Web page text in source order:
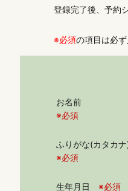
登録完了後、予約システ
※必須の項目は必ず
お名前
※必須
ふりがな(カタカ
※必須
生年月日 ※必須